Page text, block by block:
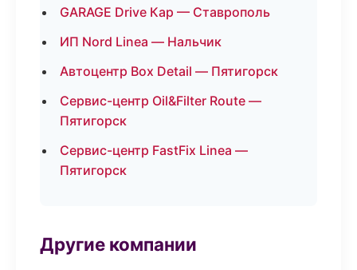
GARAGE Drive Кар — Ставрополь
ИП Nord Linea — Нальчик
Автоцентр Box Detail — Пятигорск
Сервис-центр Oil&Filter Route —
Пятигорск
Сервис-центр FastFix Linea —
Пятигорск
Другие компании